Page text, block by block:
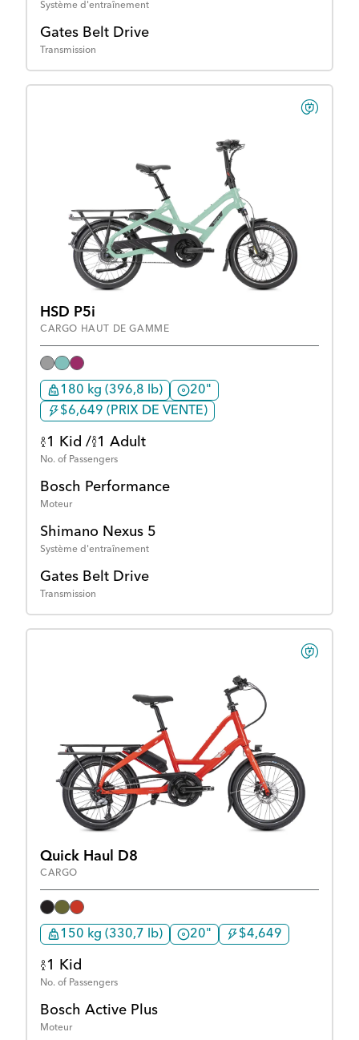
Système d'entraînement
Gates Belt Drive
Transmission
HSD P5i
CARGO HAUT DE GAMME
180 kg (396,8 lb)
20"
$6,649 (PRIX DE VENTE)
1 Kid / 1 Adult
No. of Passengers
Bosch Performance
Moteur
Shimano Nexus 5
Système d'entraînement
Gates Belt Drive
Transmission
Quick Haul D8
CARGO
150 kg (330,7 lb) 20" $4,649
1 Kid
No. of Passengers
Bosch Active Plus
Moteur